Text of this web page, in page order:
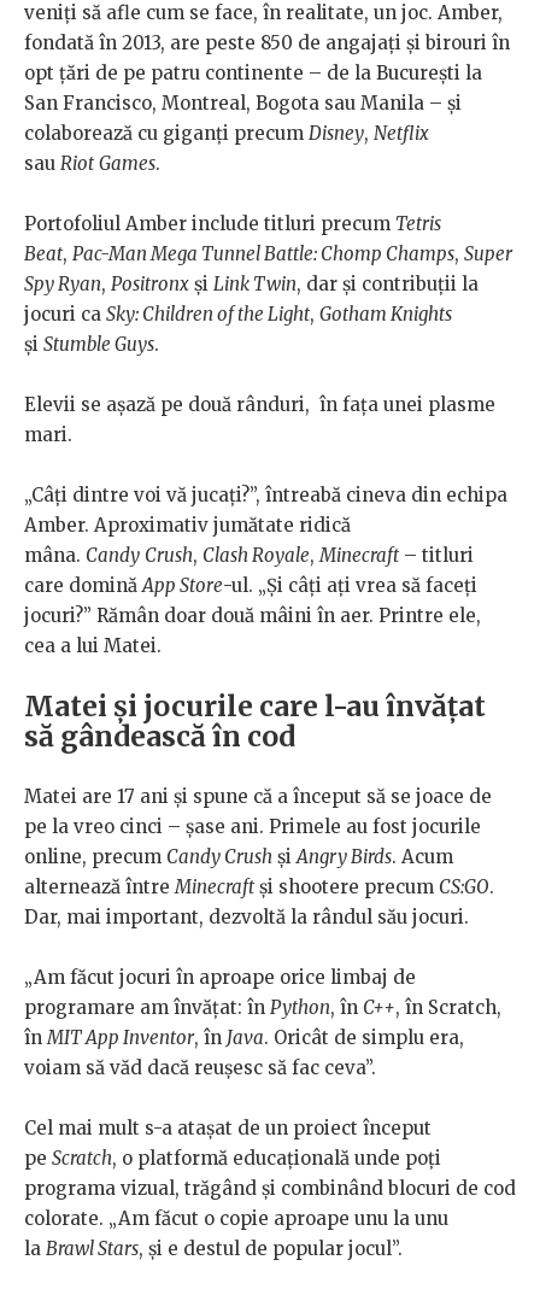
veniți să afle cum se face, în realitate, un joc. Amber,
fondată în 2013, are peste 850 de angajați și birouri în
opt țări de pe patru continente – de la București la
San Francisco, Montreal, Bogota sau Manila – și
colaborează cu giganți precum Disney, Netflix
sau Riot Games.
Portofoliul Amber include titluri precum Tetris
Beat, Pac-Man Mega Tunnel Battle: Chomp Champs, Super
Spy Ryan, Positronx și Link Twin, dar și contribuții la
jocuri ca Sky: Children of the Light, Gotham Knights
și Stumble Guys.
Elevii se așază pe două rânduri, în fața unei plasme
mari.
„Câți dintre voi vă jucați?”, întreabă cineva din echipa
Amber. Aproximativ jumătate ridică
mâna. Candy Crush, Clash Royale,Minecraft– titluri
care dominăApp Store-ul. „Și câți ați vrea să faceți
jocuri?” Rămân doar două mâini în aer. Printre ele,
cea a lui Matei.
Matei și jocurile care l-au învățat
să gândească în cod
Matei are 17 ani și spune că a început să se joace de
pe la vreo cinci – șase ani. Primele au fost jocurile
online, precum Candy Crush șiAngry Birds. Acum
alternează întreMinecraftși shootere precum CS:GO.
Dar, mai important, dezvoltă la rândul său jocuri.
„Am făcut jocuri în aproape orice limbaj de
programare am învățat: în Python, în C++, în Scratch,
înMIT App Inventor, în Java. Oricât de simplu era,
voiam să văd dacă reușesc să fac ceva”.
Cel mai mult s-a atașat de un proiect început
pe Scratch, o platformă educațională unde poți
programa vizual, trăgând și combinând blocuri de cod
colorate. „Am făcut o copie aproape unu la unu
la Brawl Stars, și e destul de popular jocul”.